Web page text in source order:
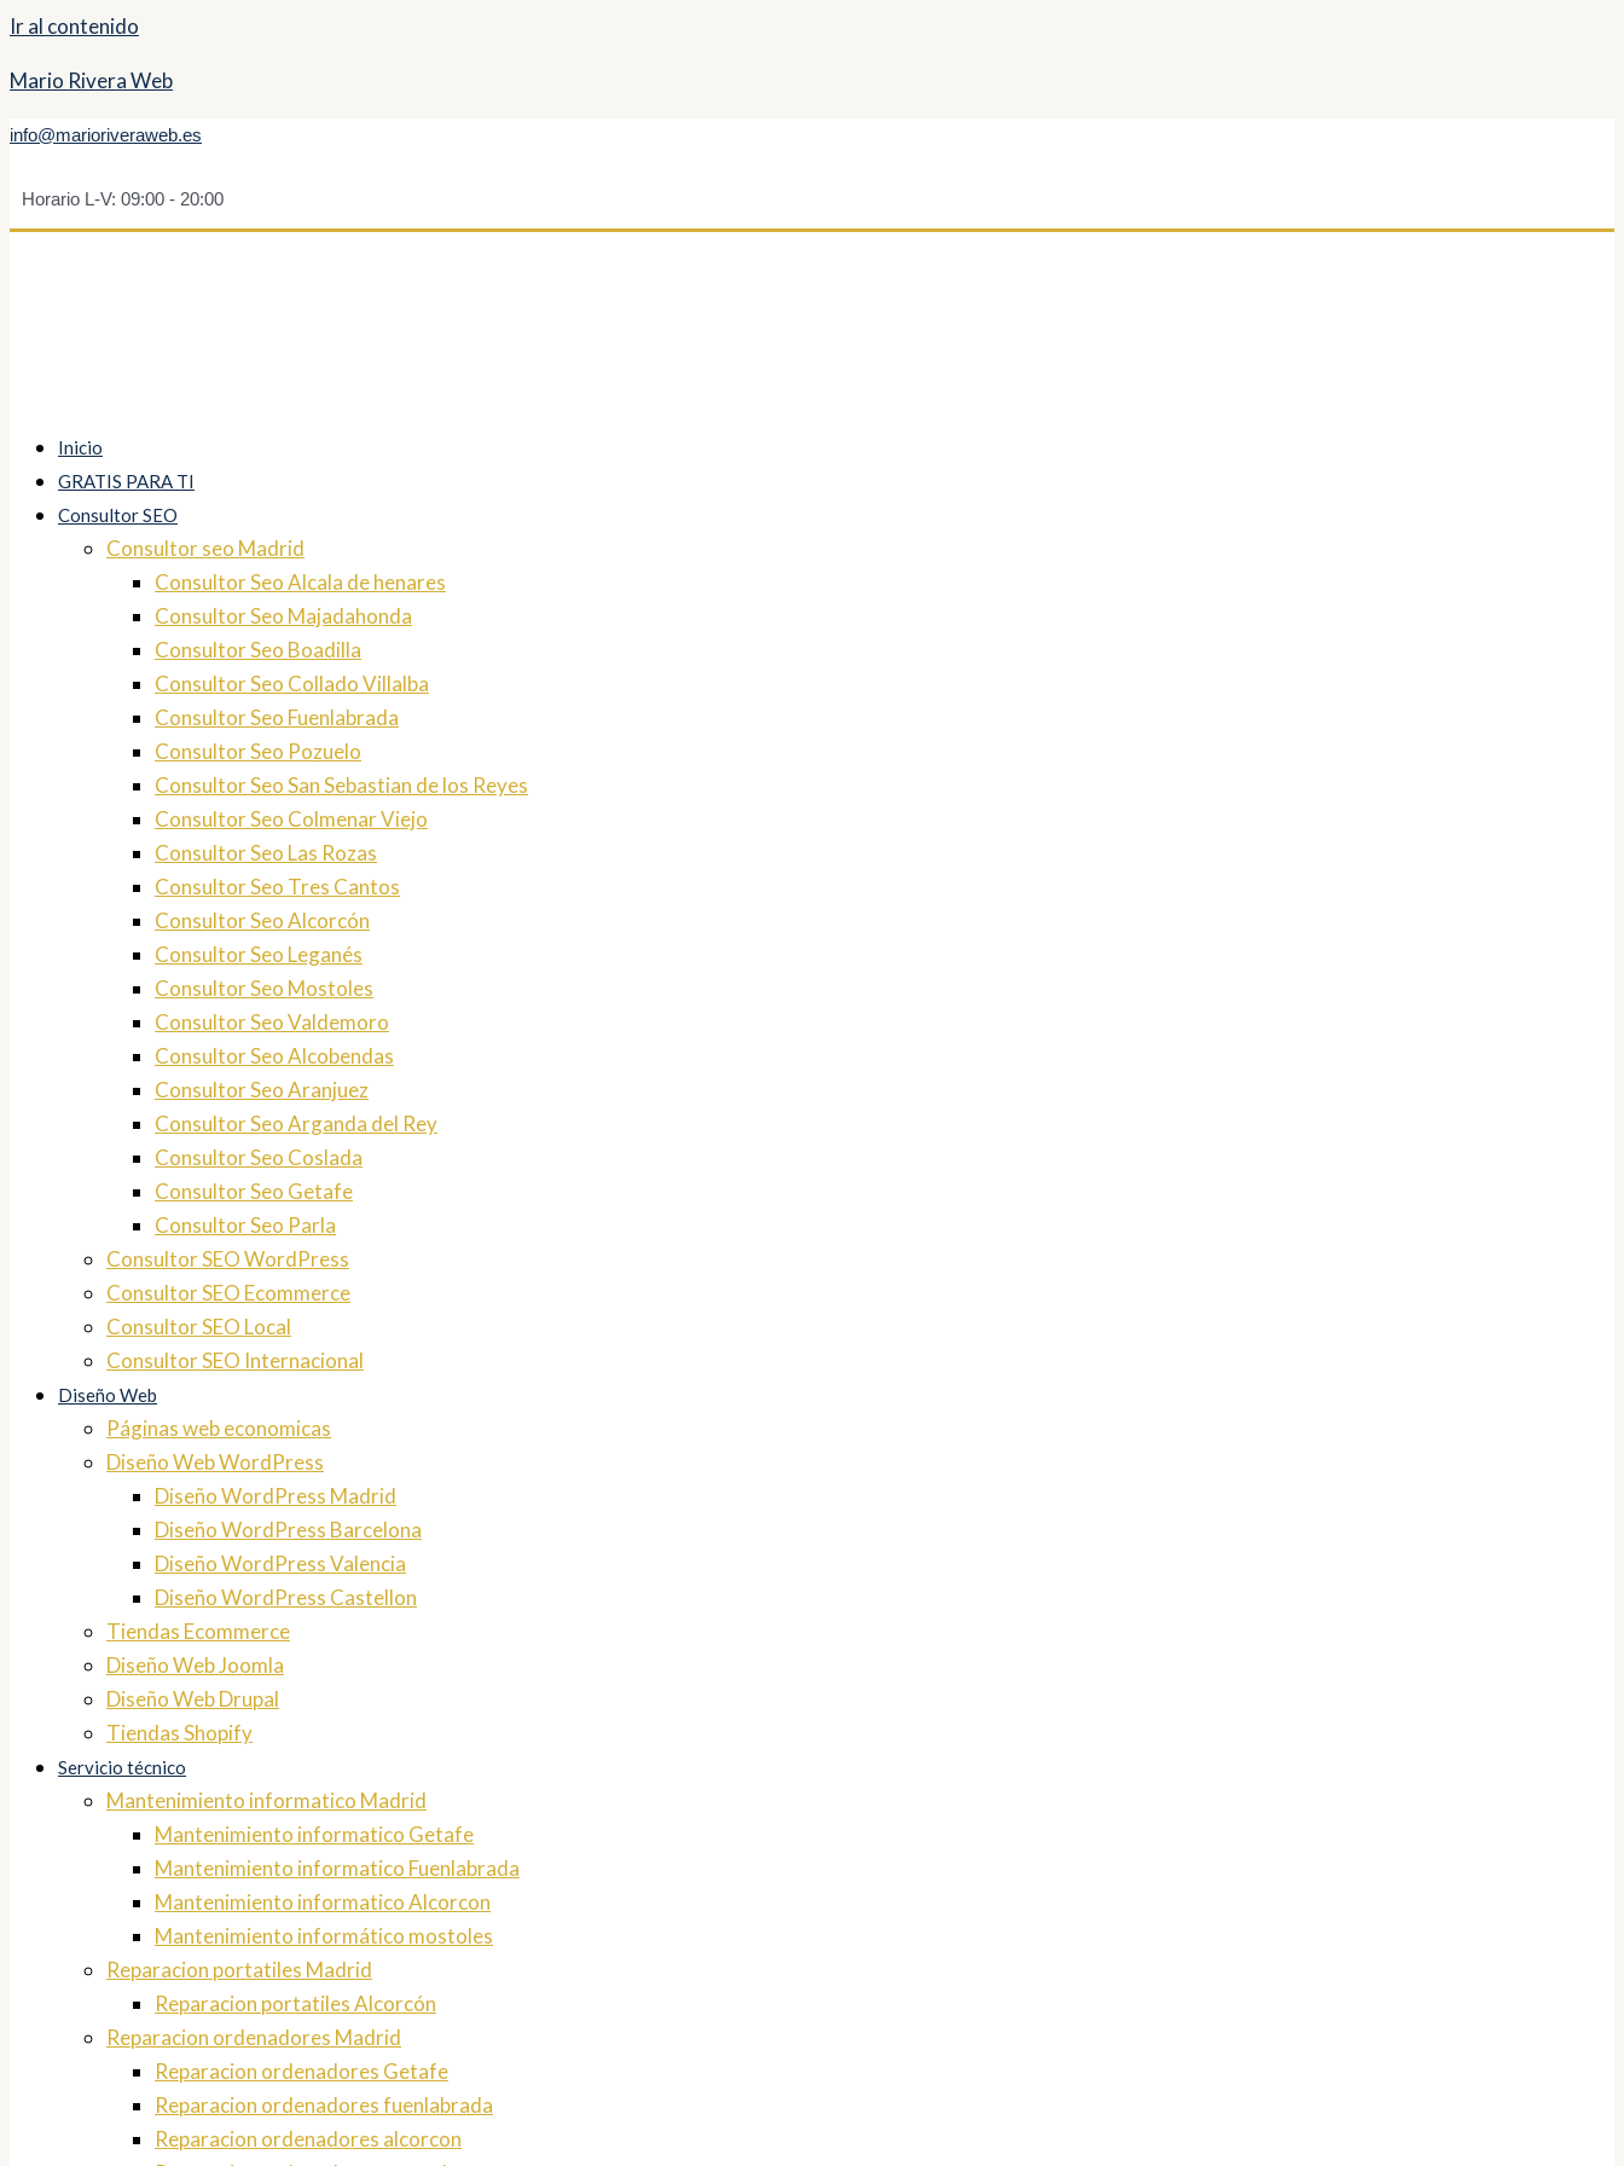
Ir al contenido
Mario Rivera Web
info@marioriveraweb.es
Horario L-V: 09:00 - 20:00
Inicio
GRATIS PARA TI
Consultor SEO
Consultor seo Madrid
Consultor Seo Alcala de henares
Consultor Seo Majadahonda
Consultor Seo Boadilla
Consultor Seo Collado Villalba
Consultor Seo Fuenlabrada
Consultor Seo Pozuelo
Consultor Seo San Sebastian de los Reyes
Consultor Seo Colmenar Viejo
Consultor Seo Las Rozas
Consultor Seo Tres Cantos
Consultor Seo Alcorcón
Consultor Seo Leganés
Consultor Seo Mostoles
Consultor Seo Valdemoro
Consultor Seo Alcobendas
Consultor Seo Aranjuez
Consultor Seo Arganda del Rey
Consultor Seo Coslada
Consultor Seo Getafe
Consultor Seo Parla
Consultor SEO WordPress
Consultor SEO Ecommerce
Consultor SEO Local
Consultor SEO Internacional
Diseño Web
Páginas web economicas
Diseño Web WordPress
Diseño WordPress Madrid
Diseño WordPress Barcelona
Diseño WordPress Valencia
Diseño WordPress Castellon
Tiendas Ecommerce
Diseño Web Joomla
Diseño Web Drupal
Tiendas Shopify
Servicio técnico
Mantenimiento informatico Madrid
Mantenimiento informatico Getafe
Mantenimiento informatico Fuenlabrada
Mantenimiento informatico Alcorcon
Mantenimiento informático mostoles
Reparacion portatiles Madrid
Reparacion portatiles Alcorcón
Reparacion ordenadores Madrid
Reparacion ordenadores Getafe
Reparacion ordenadores fuenlabrada
Reparacion ordenadores alcorcon